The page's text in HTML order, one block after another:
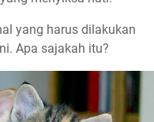
yang harus dilakukan
Apa sajakah itu?